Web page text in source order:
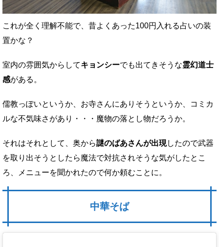
これが全く理解不能で、昔よくあった100円入れる占いの装
置かな？
室内の雰囲気からしてキョンシーでも出てきそうな霊幻道士
感がある。
儒教っぽいというか、お寺さんにありそうというか、コミカ
ルな不気味さがあり・・・魔物の落とし物だろうか。
それはそれとして、奥から謎のばあさんが出現したので武器
を取り出そうとしたら魔法で対抗されそうな気がしたとこ
ろ、メニューを聞かれたので何か頼むことに。
中華そば